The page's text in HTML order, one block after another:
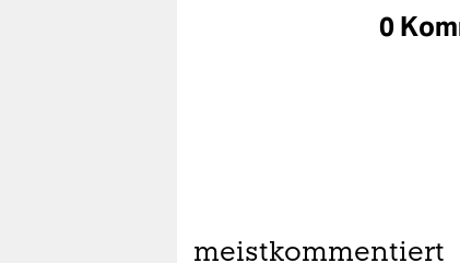
0
meistkommentiert